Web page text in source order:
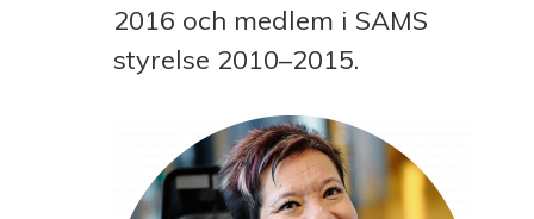
2016 och medlem i SAMS
styrelse 2010–2015.